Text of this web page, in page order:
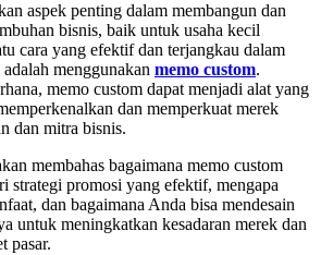
aspek penting dalam membangun dan
bisnis, baik untuk usaha kecil
cara yang efektif dan terjangkau dalam
menggunakan memo custom.
memo custom dapat menjadi alat yang
dan memperkuat merek
dan mitra bisnis.
membahas bagaimana memo custom
strategi promosi yang efektif, mengapa
dan bagaimana Anda bisa mendesain
untuk meningkatkan kesadaran merek dan
pasar.